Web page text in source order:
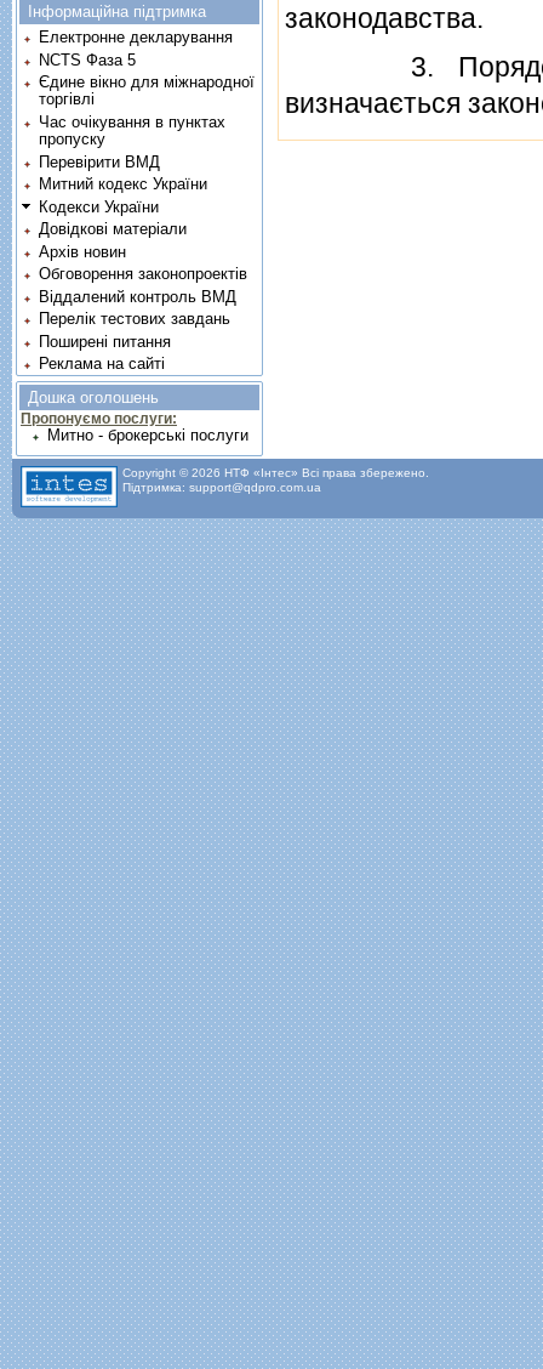
законодавства.
3. Порядок
визначається
Інформаційна підтримка
Електронне декларування
NCTS Фаза 5
Єдине вікно для міжнародної
торгівлі
Час очікування в пунктах
пропуску
Перевірити ВМД
Митний кодекс України
Кодекси України
Довідкові матеріали
Архів новин
Обговорення законопроектів
Віддалений контроль ВМД
Перелік тестових завдань
Поширені питання
Реклама на сайті
Дошка оголошень
Пропонуємо послуги:
Митно - брокерські послуги
Copyright © 2026 НТФ «Інтес» Всі права збережено.
Підтримка: support@qdpro.com.ua